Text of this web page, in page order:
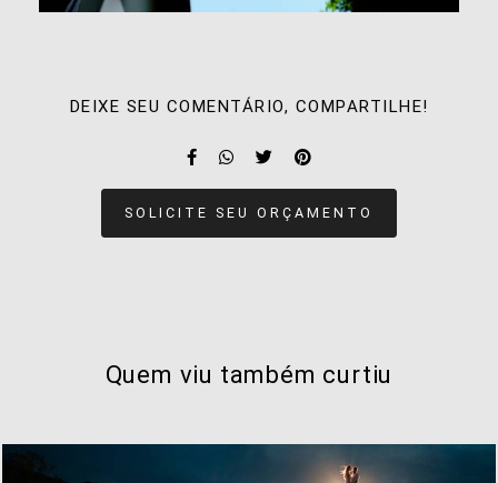
DEIXE SEU COMENTÁRIO, COMPARTILHE!
SOLICITE SEU ORÇAMENTO
Quem viu também curtiu